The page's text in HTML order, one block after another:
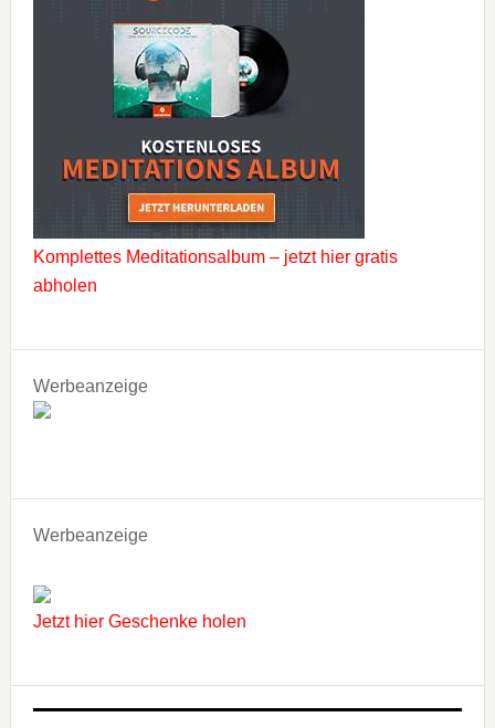
Komplettes Meditationsalbum – jetzt hier gratis
abholen
Werbeanzeige
Werbeanzeige
Jetzt hier Geschenke holen